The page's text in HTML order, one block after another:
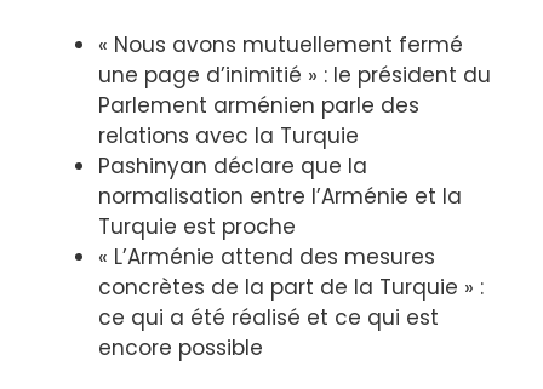
« Nous avons mutuellement fermé
une page d’inimitié » : le président du
Parlement arménien parle des
relations avec la Turquie
Pashinyan déclare que la
normalisation entre l’Arménie et la
Turquie est proche
« L’Arménie attend des mesures
concrètes de la part de la Turquie » :
ce qui a été réalisé et ce qui est
encore possible